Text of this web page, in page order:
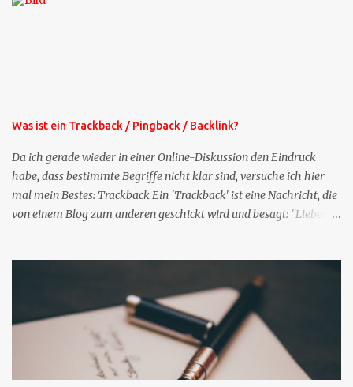
bekommen Sie kostenlos eine weitere Folge. Die Startsequenz ist 16
Was ist ein Trackback / Pingback / Backlink?
Da ich gerade wieder in einer Online-Diskussion den Eindruck
habe, dass bestimmte Begriffe nicht klar sind, versuche ich hier
mal mein Bestes: Trackback Ein 'Trackback' ist eine Nachricht, die
von einem Blog zum anderen geschickt wird und besagt: "Lieber
was ich zu deinem Inhalt zu sagen hatte." Diese
Nachrichtenfunktion wird 'angestoßen' in dem 'mein' Blog an die
'TrackbackURL' des Anderen einen 'Ping' schickt, d.h. ein paar
Parameter übergibt (URL meines Eintrags, Kurzzitat meines
Beitrags). Praktisch muss man nichts Anderes tun, als die